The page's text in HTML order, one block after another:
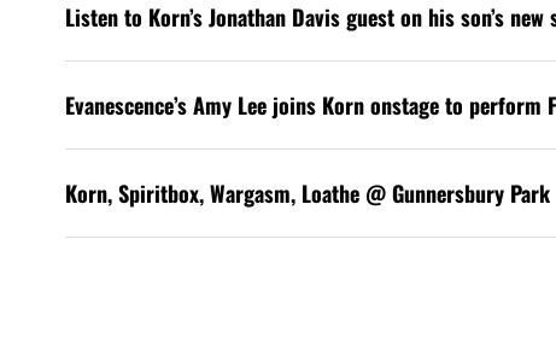
Listen to Korn’s Jonathan Davis guest on his son’s
Evanescence’s Amy Lee joins Korn onstage to perform
Korn, Spiritbox, Wargasm, Loathe @ Gunnersbury Park